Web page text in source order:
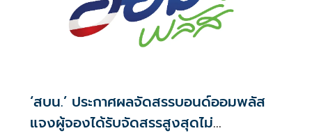
‘สบน.’ ประกาศผลจัดสรรบอนด์ออมพลัส
แจงผู้จองได้รับจัดสรรสูงสุดไม่